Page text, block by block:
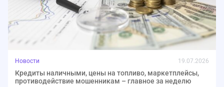
Новости 19.07.2026
Кредиты наличными, цены на топливо, маркетплейсы,
противодействие мошенникам – главное за неделю